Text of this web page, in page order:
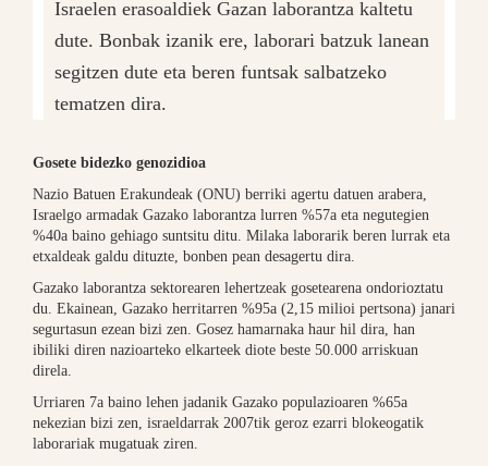
Israelen erasoaldiek Gazan laborantza kaltetu
dute. Bonbak izanik ere, laborari batzuk lanean
segitzen dute eta beren funtsak salbatzeko
tematzen dira.
Gosete bidezko genozidioa
Nazio Batuen Erakundeak (ONU) berriki agertu datuen arabera,
Israelgo armadak Gazako laborantza lurren %57a eta negutegien
%40a baino gehiago suntsitu ditu. Milaka laborarik beren lurrak eta
etxaldeak galdu dituzte, bonben pean desagertu dira.
Gazako laborantza sektorearen lehertzeak gosetearena ondorioztatu
du. Ekainean, Gazako herritarren %95a (2,15 milioi pertsona) janari
segurtasun ezean bizi zen. Gosez hamarnaka haur hil dira, han
ibiliki diren nazioarteko elkarteek diote beste 50.000 arriskuan
direla.
Urriaren 7a baino lehen jadanik Gazako populazioaren %65a
nekezian bizi zen, israeldarrak 2007tik geroz ezarri blokeogatik
laborariak mugatuak ziren.